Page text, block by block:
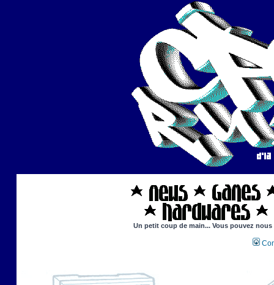
Un petit coup de main... Vous pouvez